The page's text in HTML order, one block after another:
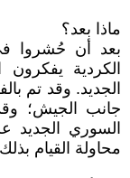
ماذا بعد؟
بعد أن حُشروا
الكردية
الجديد. وقد تم
جانب الجيش؛
السوري الجديد
محاولة القيام